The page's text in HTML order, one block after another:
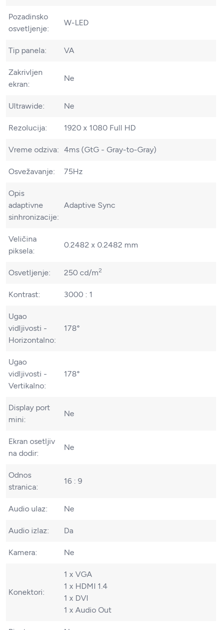
Pozadinsko
osvetljenje:
W-LED
Tip panela: VA
Zakrivljen
ekran:
Ne
Ultrawide: Ne
Rezolucija: 1920 x 1080 Full HD
Vreme odziva: 4ms (GtG - Gray-to-Gray)
Osvežavanje: 75Hz
Opis
adaptivne
sinhronizacije:
Adaptive Sync
Veličina
piksela:
0.2482 x 0.2482 mm
Osvetljenje: 250 cd/m2
Kontrast: 3000 : 1
Ugao
vidljivosti -
Horizontalno:
178°
Ugao
vidljivosti -
Vertikalno:
178°
Display port
mini:
Ne
Ekran osetljiv
na dodir:
Ne
Odnos
stranica:
16 : 9
Audio ulaz: Ne
Audio izlaz: Da
Kamera: Ne
Konektori:
1 x VGA
1 x HDMI 1.4
1 x DVI
1 x Audio Out